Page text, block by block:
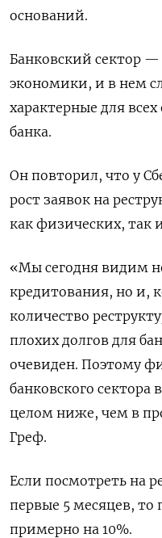
оснований.
Банковский сектор —
экономики, и в нем
характерные для всех
банка.
Он повторил, что у
рост заявок на
как физических, так
«Мы сегодня видим
кредитования, но и,
количество
плохих долгов для
очевиден. Поэтому
банковского
целом ниже, чем в
Греф.
Если посмотреть на
первые 5 месяцев, то
примерно на 10%.